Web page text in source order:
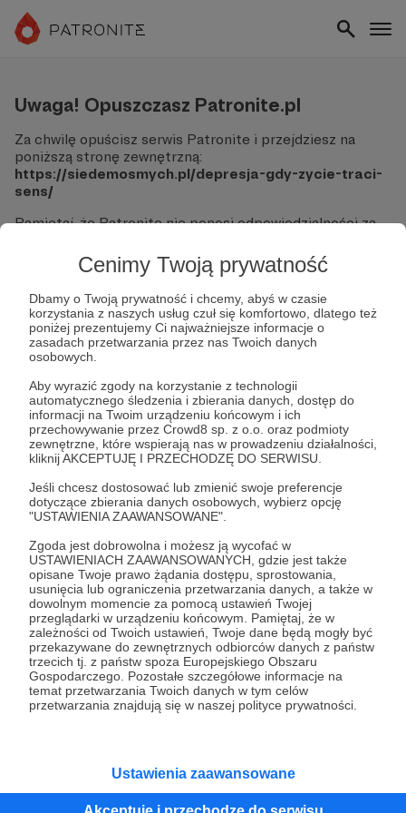
Cenimy Twoją prywatność
Dbamy o Twoją prywatność i chcemy, abyś w czasie
korzystania z naszych usług czuł się komfortowo, dlatego też
poniżej prezentujemy Ci najważniejsze informacje o
zasadach przetwarzania przez nas Twoich danych
osobowych.
Aby wyrazić zgody na korzystanie z technologii
automatycznego śledzenia i zbierania danych, dostęp do
informacji na Twoim urządzeniu końcowym i ich
przechowywanie przez Crowd8 sp. z o.o. oraz podmioty
zewnętrzne, które wspierają nas w prowadzeniu działalności,
kliknij AKCEPTUJĘ I PRZECHODZĘ DO SERWISU.
Jeśli chcesz dostosować lub zmienić swoje preferencje
dotyczące zbierania danych osobowych, wybierz opcję
"USTAWIENIA ZAAWANSOWANE".
Zgoda jest dobrowolna i możesz ją wycofać w
USTAWIENIACH ZAAWANSOWANYCH, gdzie jest także
opisane Twoje prawo żądania dostępu, sprostowania,
usunięcia lub ograniczenia przetwarzania danych, a także w
dowolnym momencie za pomocą ustawień Twojej
przeglądarki w urządzeniu końcowym. Pamiętaj, że w
zależności od Twoich ustawień, Twoje dane będą mogły być
przekazywane do zewnętrznych odbiorców danych z państw
trzecich tj. z państw spoza Europejskiego Obszaru
Gospodarczego. Pozostałe szczegółowe informacje na
temat przetwarzania Twoich danych w tym celów
przetwarzania znajdują się w naszej polityce prywatności.
Ustawienia zaawansowane
Uwaga! Opuszczasz Patronite.pl
Za chwilę opuścisz serwis Patronite i przejdziesz na
poniższą stronę zewnętrzną:
https://siedemosmych.pl/depresja-gdy-zycie-traci-
sens/
Pamiętaj, że Patronite nie ponosi odpowiedzialności za
Nie podawaj swoich danych logowania ani informacji
Sprawdź dokładnie adres URL, zanim klikniesz przycisk
"Tak, przejdź do strony".
Jeśli masz wątpliwości, wróć do Patronite i zweryfikuj
link.
Czy na pewno chcesz kontynuować?
Tak, przejdź do strony
Pozostań na Patronite
Kategorie
O Patronite
Dodatkowe produkty
Pomoc
RegulaminPolityka prywatnościPatronite Commons